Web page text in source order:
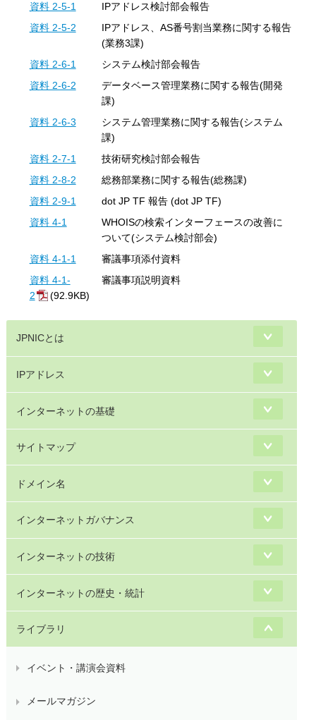
資料 2-5-1
IPアドレス検討部会報告
資料 2-5-2
IPアドレス、AS番号割当業務に関する報告
(業務3課)
資料 2-6-1
システム検討部会報告
資料 2-6-2
データベース管理業務に関する報告(開発
課)
資料 2-6-3
システム管理業務に関する報告(システム
課)
資料 2-7-1
技術研究検討部会報告
資料 2-8-2
総務部業務に関する報告(総務課)
資料 2-9-1
dot JP TF 報告 (dot JP TF)
資料 4-1
WHOISの検索インターフェースの改善に
ついて(システム検討部会)
資料 4-1-1
審議事項添付資料
資料 4-1-
2
(92.9KB)
審議事項説明資料
JPNICとは
IPアドレス
インターネットの基礎
サイトマップ
ドメイン名
インターネットガバナンス
インターネットの技術
インターネットの歴史・統計
ライブラリ
イベント・講演会資料
メールマガジン